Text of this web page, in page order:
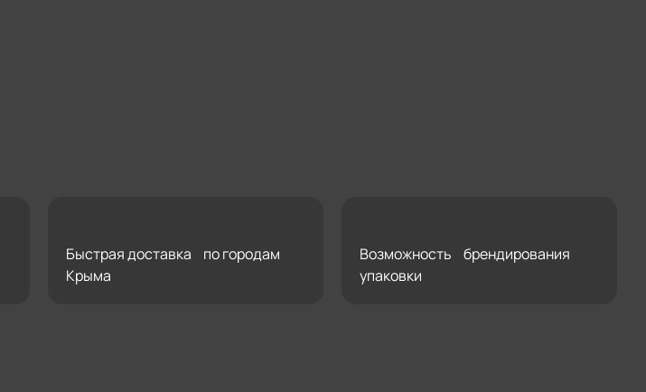
Быстрая доставка по городам
Крыма
Возможность брендирования
упаковки